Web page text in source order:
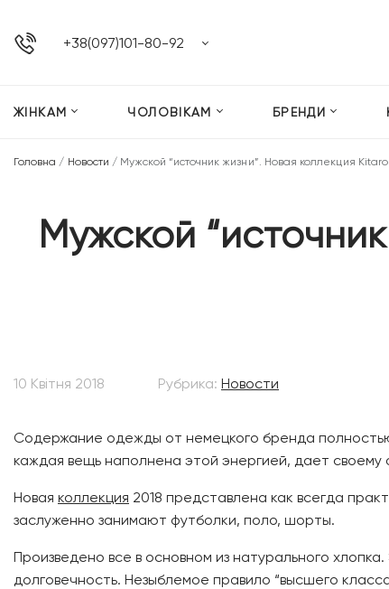
+38(097)101-80-92
ЖІНКАМ ЧОЛОВІКАМ БРЕНДИ
Головна / Новости / Мужской “источник жизни”. Новая коллекция
Мужской
10 Квітня 2018 Рубрика: Новости
Содержание одежды от немецкого бренда
каждая вещь наполнена этой энергией, дает своему
Новая коллекция 2018 представлена как всегда
заслуженно занимают футболки, поло, шорты.
Произведено все в основном из натурального
долговечность. Незыблемое правило “высшего